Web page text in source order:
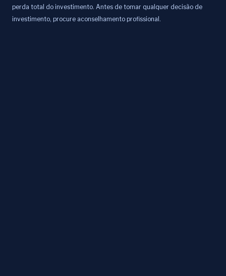
perda total do investimento. Antes de tomar qualquer decisão de
investimento, procure aconselhamento profissional.